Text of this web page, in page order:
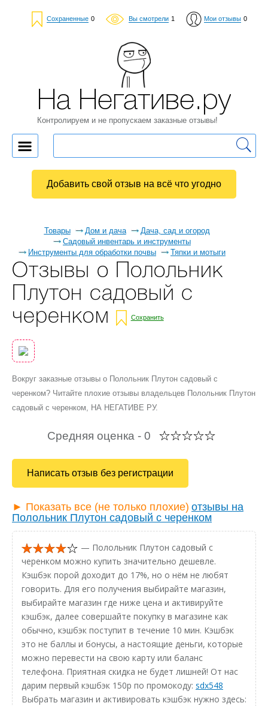
Сохраненные 0 Вы смотрели 1 Мои отзывы 0
Товары Дом и дача
Дача, сад и огород
Садовый инвентарь и инструменты
Инструменты для обработки почвы
Тяпки и мотыги
Отзывы о Полольник
Плутон садовый с
черенком
Сохранить
Вокруг заказные отзывы о Полольник Плутон садовый с
черенком? Читайте плохие отзывы владельцев Полольник Плутон
садовый с черенком, НА НЕГАТИВЕ РУ.
Средняя оценка - 0
Написать отзыв без регистрации
► Показать все (не только плохие) отзывы на
Полольник Плутон садовый с черенком
— Полольник Плутон садовый с
черенком можно купить значительно дешевле.
Кэшбэк порой доходит до 17%, но о нём не любят
говорить. Для его получения выбирайте магазин,
выбирайте магазин где ниже цена и активируйте
кэшбэк, далее совершайте покупку в магазине как
обычно, кэшбэк поступит в течение 10 мин. Кэшбэк
это не баллы и бонусы, а настоящие деньги, которые
можно перевести на свою карту или баланс
телефона. Приятная скидка не будет лишней! От нас
дарим первый кэшбэк 150р по промокоду: sdx548
Выбрать магазин и активировать кэшбэк нужно здесь:
На Негативе.ру
Контролируем и не пропускаем заказные отзывы!
Добавить свой отзыв на всё что угодно